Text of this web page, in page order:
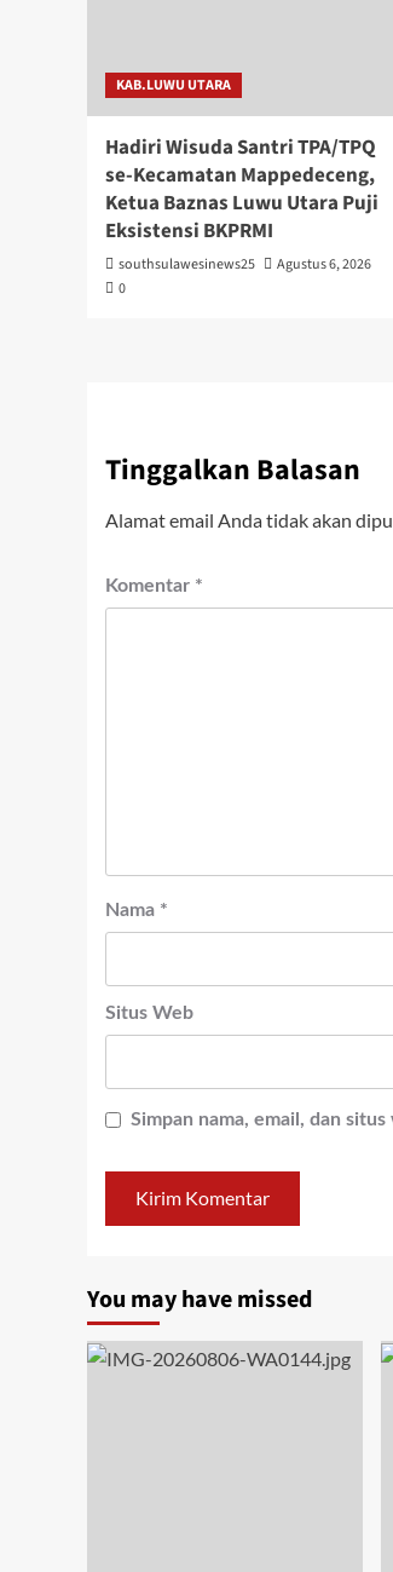
KAB.LUWU UTARA
Hadiri Wisuda Santri TPA/TPQ
se-Kecamatan Mappedeceng,
Ketua Baznas Luwu Utara Puji
Eksistensi BKPRMI
southsulawesinews25
Agustus 6, 2026
0
Tinggalkan Balasan
Alamat email Anda tidak akan
Komentar *
Nama *
Situs Web
Simpan nama, email, dan
You may have missed